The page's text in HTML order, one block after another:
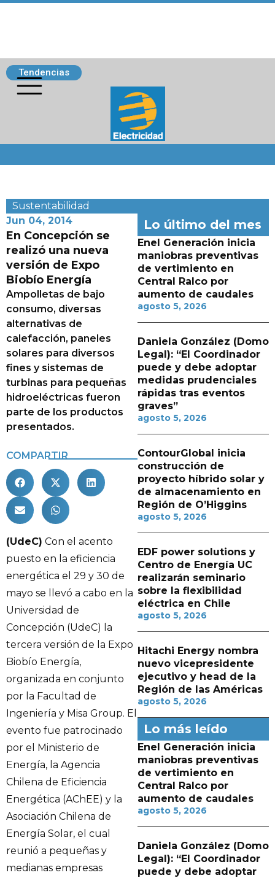
Tendencias
Sustentabilidad
Jun 04, 2014
En Concepción se
realizó una nueva
versión de Expo
Biobío Energía
Ampolletas de bajo
consumo, diversas
alternativas de
calefacción, paneles
solares para diversos
fines y sistemas de
turbinas para pequeñas
hidroeléctricas fueron
parte de los productos
presentados.
COMPARTIR
(UdeC) Con el acento
puesto en la eficiencia
energética el 29 y 30 de
mayo se llevó a cabo en la
Universidad de
Concepción (UdeC) la
tercera versión de la Expo
Biobío Energía,
organizada en conjunto
por la Facultad de
Ingeniería y Misa Group. El
evento fue patrocinado
por el Ministerio de
Energía, la Agencia
Chilena de Eficiencia
Energética (AChEE) y la
Asociación Chilena de
Energía Solar, el cual
reunió a pequeñas y
medianas empresas
Lo último del mes
Enel Generación inicia
maniobras preventivas
de vertimiento en
Central Ralco por
aumento de caudales
agosto 5, 2026
Daniela González (Domo
Legal): “El Coordinador
puede y debe adoptar
medidas prudenciales
rápidas tras eventos
graves”
agosto 5, 2026
ContourGlobal inicia
construcción de
proyecto híbrido solar y
de almacenamiento en
Región de O’Higgins
agosto 5, 2026
EDF power solutions y
Centro de Energía UC
realizarán seminario
sobre la flexibilidad
eléctrica en Chile
agosto 5, 2026
Hitachi Energy nombra
nuevo vicepresidente
ejecutivo y head de la
Región de las Américas
agosto 5, 2026
Lo más leído
Enel Generación inicia
maniobras preventivas
de vertimiento en
Central Ralco por
aumento de caudales
agosto 5, 2026
Daniela González (Domo
Legal): “El Coordinador
puede y debe adoptar